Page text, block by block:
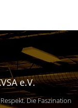
e.V.
Die Faszination